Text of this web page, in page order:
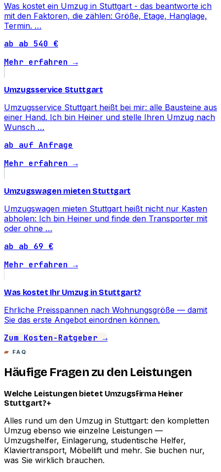
Was kostet ein Umzug in Stuttgart - das beantworte ich
mit den Faktoren, die zählen: Größe, Etage, Hanglage,
Termin. …
ab ab 540 €
Mehr erfahren →
Umzugsservice Stuttgart
Umzugsservice Stuttgart heißt bei mir: alle Bausteine aus
einer Hand. Ich bin Heiner und stelle Ihren Umzug nach
Wunsch …
ab auf Anfrage
Mehr erfahren →
Umzugswagen mieten Stuttgart
Umzugswagen mieten Stuttgart heißt nicht nur Kasten
abholen: Ich bin Heiner und finde den Transporter mit
oder ohne …
ab ab 69 €
Mehr erfahren →
Was kostet Ihr Umzug in Stuttgart?
Ehrliche Preisspannen nach Wohnungsgröße — damit
Sie das erste Angebot einordnen können.
Zum Kosten-Ratgeber →
FAQ
Häufige Fragen zu den Leistungen
Welche Leistungen bietet Umzugsfirma Heiner
Stuttgart?+
Alles rund um den Umzug in Stuttgart: den kompletten
Umzug ebenso wie einzelne Leistungen —
Umzugshelfer, Einlagerung, studentische Helfer,
Klaviertransport, Möbellift und mehr. Sie buchen nur,
was Sie wirklich brauchen.